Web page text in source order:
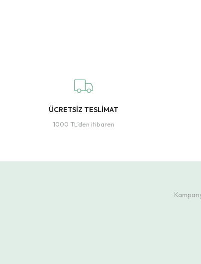
ÜCRETSİZ TESLİMAT
1000 TL’den itibaren